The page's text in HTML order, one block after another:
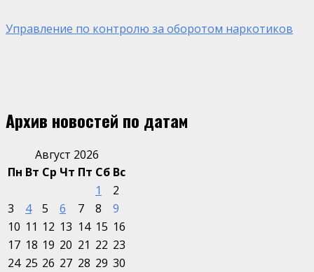
Управление по контролю за оборотом наркотиков
Архив новостей по датам
Август 2026
Пн Вт Ср Чт Пт Сб Вс
1
2
3
4 5 6 7 8
9
10 11 12 13 14 15 16
17 18 19 20 21 22 23
24 25 26 27 28 29 30